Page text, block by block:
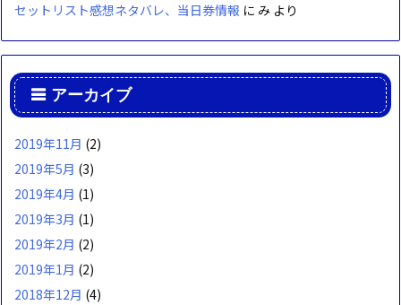
セットリスト感想ネタバレ、当日券情報 に み より
アーカイブ
2019年11月 (2)
2019年5月 (3)
2019年4月 (1)
2019年3月 (1)
2019年2月 (2)
2019年1月 (2)
2018年12月 (4)